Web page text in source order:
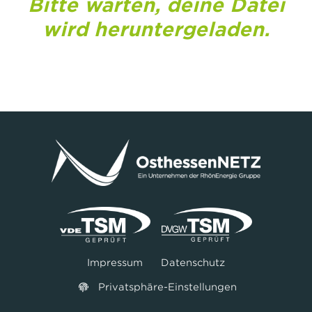
Bitte warten, deine Datei
wird heruntergeladen.
Impressum Datenschutz
Privatsphäre-Einstellungen